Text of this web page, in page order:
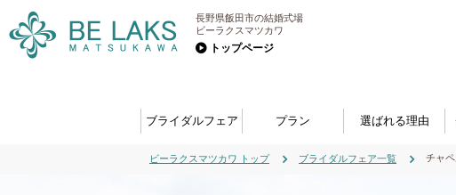
長野県飯田市の結婚式場
ビーラクスマツカワ
トップページ
ブライダルフェア プラン 選ばれる理由
ビーラクスマツカワ トップ ブライダルフェア一覧 チャ